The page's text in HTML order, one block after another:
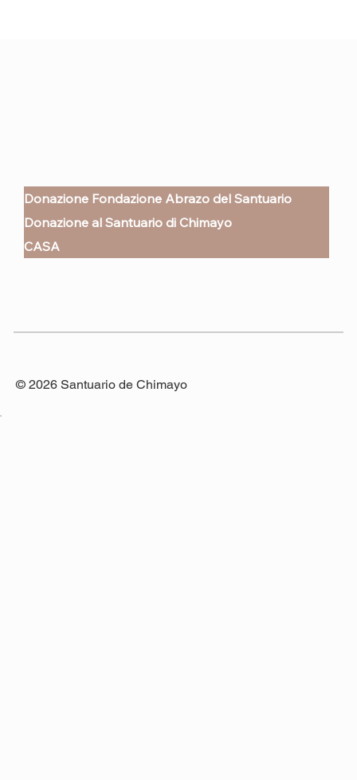
Donazione Fondazione Abrazo del Santuario
Donazione al Santuario di Chimayo
CASA
© 2026 Santuario de Chimayo